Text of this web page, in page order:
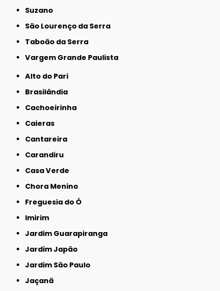
Suzano
São Lourenço da Serra
Taboão da Serra
Vargem Grande Paulista
Alto do Pari
Brasilândia
Cachoeirinha
Caieras
Cantareira
Carandiru
Casa Verde
Chora Menino
Freguesia do Ó
Imirim
Jardim Guarapiranga
Jardim Japão
Jardim São Paulo
Jaçanã